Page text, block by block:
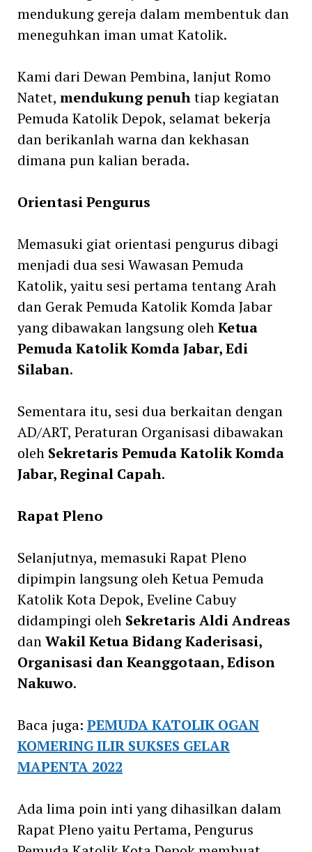
mendukung gereja dalam membentuk dan
meneguhkan iman umat Katolik.
Kami dari Dewan Pembina, lanjut Romo
Natet, mendukung penuhtiap kegiatan
Pemuda Katolik Depok, selamat bekerja
dan berikanlah warna dan kekhasan
dimana pun kalian berada.
Orientasi Pengurus
Memasuki giat orientasi pengurus dibagi
menjadi dua sesi Wawasan Pemuda
Katolik, yaitu sesi pertama tentang Arah
dan Gerak Pemuda Katolik Komda Jabar
yang dibawakan langsung olehKetua
Pemuda Katolik Komda Jabar, Edi
Silaban.
Sementara itu, sesi dua berkaitan dengan
AD/ART, Peraturan Organisasi dibawakan
oleh Sekretaris Pemuda Katolik Komda
Jabar, Reginal Capah.
Rapat Pleno
Selanjutnya, memasuki Rapat Pleno
dipimpin langsung oleh Ketua Pemuda
Katolik Kota Depok, Eveline Cabuy
didampingi oleh Sekretaris Aldi Andreas
danWakil Ketua Bidang Kaderisasi,
Organisasi dan Keanggotaan, Edison
Nakuwo.
Baca juga: PEMUDA KATOLIK OGAN
KOMERING ILIR SUKSES GELAR
MAPENTA 2022
Ada lima poin inti yang dihasilkan dalam
Rapat Pleno yaitu Pertama, Pengurus